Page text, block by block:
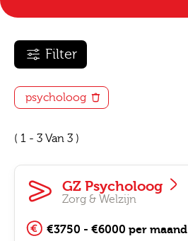
Filter
psycholoog
( 1 - 3 Van 3 )
GZ Psycholoog
Zorg & Welzijn
€3750 - €6000 per maand